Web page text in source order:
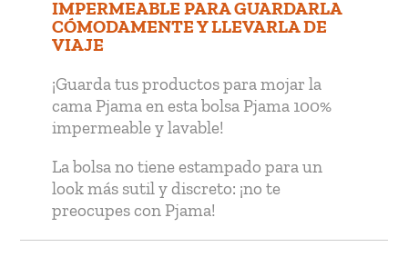
IMPERMEABLE PARA GUARDARLA
CÓMODAMENTE Y LLEVARLA DE
VIAJE
¡Guarda tus productos para mojar la
cama Pjama en esta bolsa Pjama 100%
impermeable y lavable!
La bolsa no tiene estampado para un
look más sutil y discreto: ¡no te
preocupes con Pjama!